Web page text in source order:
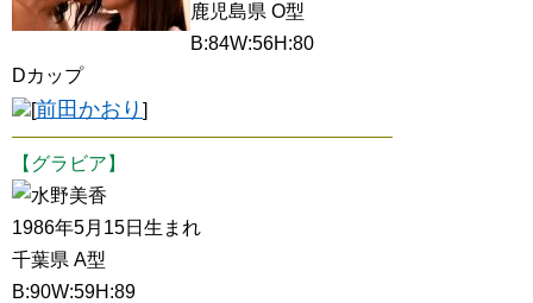
鹿児島県 O型
B:84W:56H:80
Dカップ
[前田かおり ]
【グラビア】
水野美香
1986年5月15日生まれ
千葉県 A型
B:90W:59H:89